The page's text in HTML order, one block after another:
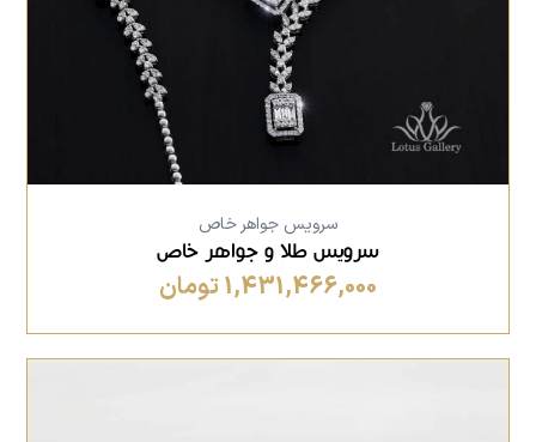
سرویس جواهر خاص
سرویس طلا و جواهر خاص
1,431,466,000 تومان